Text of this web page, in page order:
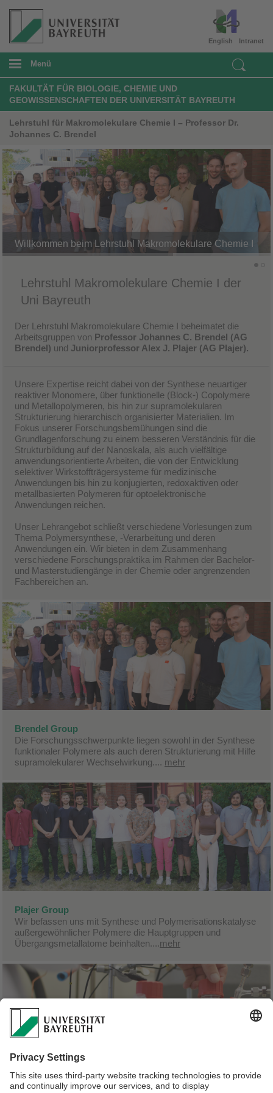
Intranet
English
Menü
FAKULTÄT FÜR BIOLOGIE, CHEMIE UND
GEOWISSENSCHAFTEN DER UNIVERSITÄT BAYREUTH
Lehrstuhl für Makromolekulare Chemie I – Professor Dr.
Johannes C. Brendel
Willkommen beim Lehrstuhl Makromolekulare Chemie I
Lehrstuhl Makromolekulare Chemie I der
Uni Bayreuth
Der Lehrstuhl Makromolekulare Chemie I beheimatet die
Arbeitsgruppen von Professor Johannes C. Brendel (AG
Brendel) und Juniorprofessor Alex J. Plajer (AG Plajer).
Unsere Expertise reicht dabei von der Synthese neuartiger
reaktiver Monomere, über funktionelle (Block-) Copolymere
und Metallopolymeren, bis hin zur supramolekularen
Strukturierung hierarchisch organisierter Materialien. Im
Fokus unserer Forschungsbemühungen sind die
Grundlagenforschung zu einem besseren Verständnis für die
Strukturbildung auf der Nanoskala, als auch vielfältige
anwendungsorientierte Arbeiten, die von der Entwicklung
selektiver Wirkstoffträgersysteme für medizinische
Anwendungen bis hin zu konjugierten, redoxaktiven oder
metallbasierten Polymeren für optoelektronische
Anwendungen reichen.
​Unser Lehrangebot schließt verschiedene Vorlesungen zum
Thema Polymersynthese, -Verarbeitung und deren
Anwendungen ein. Wir bieten in dem Zusammenhang
verschiedene Forschungspraktika im Rahmen der Bachelor-
und Masterstudiengänge in der Chemie oder angrenzenden
Fachbereichen an.
Brendel Group
Die Forschungsschwerpunkte liegen sowohl in der Synthese
funktionaler Polymere als auch deren Strukturierung mit Hilfe
supramolekularer Wechselwirkung.... mehr
Plajer Group
Wir befassen uns mit Synthese und Polymerisationskatalyse
außergewöhnlicher Polymere die Hauptgruppen und
Übergangsmetallatome beinhalten....mehr
Unsere Infrastruktur